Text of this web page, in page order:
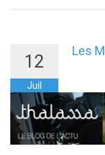
12
Juil
Les